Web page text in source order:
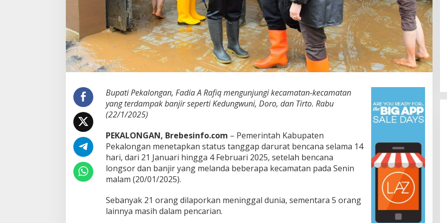
a
g
g
D
a
u
r
a
t
e
n
c
a
n
a
2
1
T
Bupati Pekalongan, Fadia A Rafiq mengunjungi kecamatan-kecamatan
yang terdampak banjir seperti Kedungwuni, Doro, dan Tirto. Rabu
(22/1/2025)
PEKALONGAN, Brebesinfo.com – Pemerintah Kabupaten
Pekalongan menetapkan status tanggap darurat bencana selama 14
hari, dari 21 Januari hingga 4 Februari 2025, setelah bencana
longsor dan banjir yang melanda beberapa kecamatan pada Senin
malam (20/01/2025).
Sebanyak 21 orang dilaporkan meninggal dunia, sementara 5 orang
lainnya masih dalam pencarian.
Lampu di Ruas Bumiayu–
Bantarkawung Telan Korban,
Innova Hantam Pohon di
In Berita, Daerah, Ekonomi, Hukum & Kriminal, Info
Desa, Nasional, Otomatif, Politik,
Presidium
Pemekaran
Pembentukan
Jateng Jadi
In Berita, Daerah,
Politik, Sosial, Trending